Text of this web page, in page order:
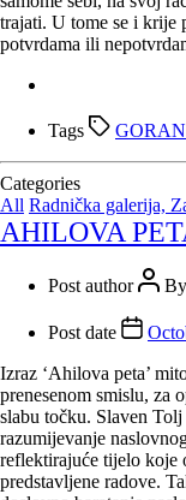
trajati. U tome se i krije
potvrdama ili
Tags
Categories
All Radnička galerija,
AHILOVA
Post author By
Post date
Izraz ‘Ahilova peta’
prenesenom smislu, za
slabu točku. Slaven
razumijevanje
reflektirajuće tijelo koje
predstavljene radove.